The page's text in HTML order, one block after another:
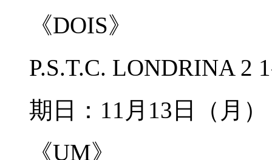
《DOIS》
P.S.T.C. LONDRINA 2
期日：11月13日（
《UM》